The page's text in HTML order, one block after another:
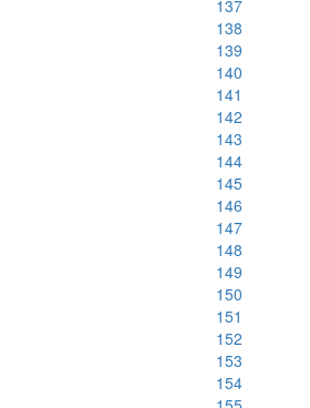
137
138
139
140
141
142
143
144
145
146
147
148
149
150
151
152
153
154